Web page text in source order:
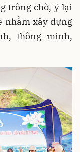
trông chờ, ỷ lại
nhằm xây dựng
thông minh,